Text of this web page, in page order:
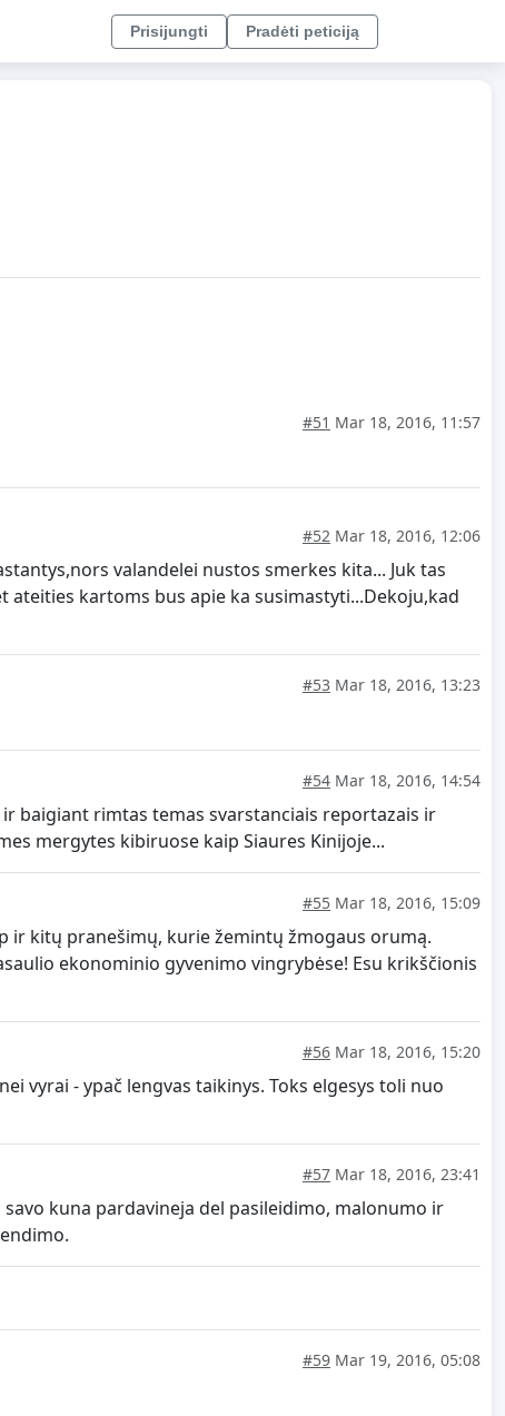
Prisijungti Pradėti peticiją
#51 Mar 18, 2016, 11:57
#52 Mar 18, 2016, 12:06
valandelei nustos smerkes kita... Juk tas
kartoms bus apie ka susimastyti...Dekoju,kad
#53 Mar 18, 2016, 13:23
#54 Mar 18, 2016, 14:54
baigiant rimtas temas svarstanciais reportazais ir
mergytes kibiruose kaip Siaures Kinijoje...
#55 Mar 18, 2016, 15:09
ir kitų pranešimų, kurie žemintų žmogaus orumą.
ekonominio gyvenimo vingrybėse! Esu krikščionis
#56 Mar 18, 2016, 15:20
vyrai - ypač lengvas taikinys. Toks elgesys toli nuo
#57 Mar 18, 2016, 23:41
kuna pardavineja del pasileidimo, malonumo ir
#59 Mar 19, 2016, 05:08